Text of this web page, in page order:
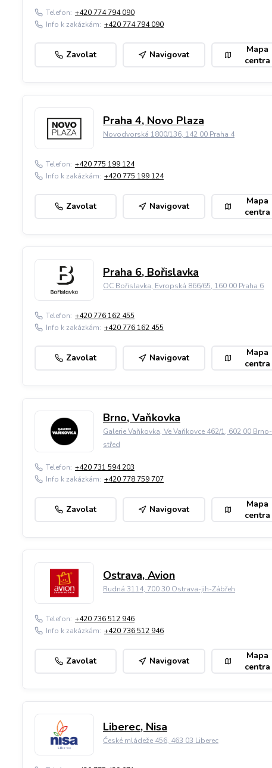
Telefon: +420 774 794 090
Info k zakázkám: +420 774 794 090
Zavolat Navigovat
Mapa
centra
Praha 4, Novo Plaza
Novodvorská 1800/136, 142 00 Praha 4
Telefon: +420 775 199 124
Info k zakázkám: +420 775 199 124
Zavolat Navigovat
Mapa
centra
Praha 6, Bořislavka
OC Bořislavka, Evropská 866/65, 160 00 Praha 6
Telefon: +420 776 162 455
Info k zakázkám: +420 776 162 455
Zavolat Navigovat
Mapa
centra
Brno, Vaňkovka
Galerie Vaňkovka, Ve Vaňkovce 462/1, 602 00 Brno-
střed
Telefon: +420 731 594 203
Info k zakázkám: +420 778 759 707
Zavolat Navigovat
Mapa
centra
Ostrava, Avion
Rudná 3114, 700 30 Ostrava-jih-Zábřeh
Telefon: +420 736 512 946
Info k zakázkám: +420 736 512 946
Zavolat Navigovat
Mapa
centra
Liberec, Nisa
České mládeže 456, 463 03 Liberec